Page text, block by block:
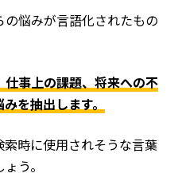
悩みが言語化されたもの
事上の課題、将来への不
を抽出します。
時に使用されそうな言葉
う。